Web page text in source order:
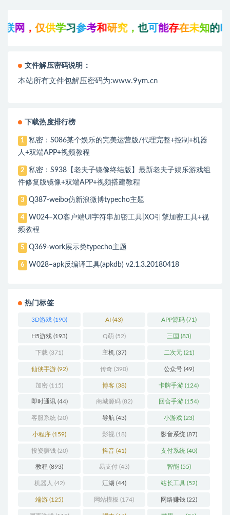
仅供学 习参考和研究，也可能 存在 未知的BUG与 瑕
文件解压密码说明：
本站所有文件包解压密码为:www.9ym.cn
下载热度排行榜
1
私密：S086某个娱乐的完美运营版/代理完整+控制+机器
人+双端APP+视频教程
2
私密：S938【老夫子镜像终结版】最新老夫子娱乐游戏组
件修复版镜像+双端APP+视频搭建教程
3 Q387-weibo仿新浪微博typecho主题
4
W024–XO客户端UI字符串加密工具|XO引擎加密工具+视
频教程
5 Q369-work展示类typecho主题
6 W028–apk反编译工具(apkdb) v2.1.3.20180418
热门标签
3D游戏 (190) AI (43) APP源码(71)
H5游戏 (193) Q萌 (52) 三国 (83)
下载 (371) 主机(37) 二次元(21)
仙侠手游(92) 传奇 (390) 公众号(49)
加密 (115) 博客(38) 卡牌手游 (124)
即时通讯(44) 商城源码(82) 回合手游 (154)
客服系统 (20) 导航(43) 小游戏(23)
小程序 (159) 影视(18) 影音系统 (87)
投资赚钱 (20) 抖音(41) 支付系统 (40)
教程 (893) 易支付(43) 智能(55)
机器人 (42) 江湖 (44) 站长工具(52)
端游 (125) 网站模板 (174) 网络赚钱(22)